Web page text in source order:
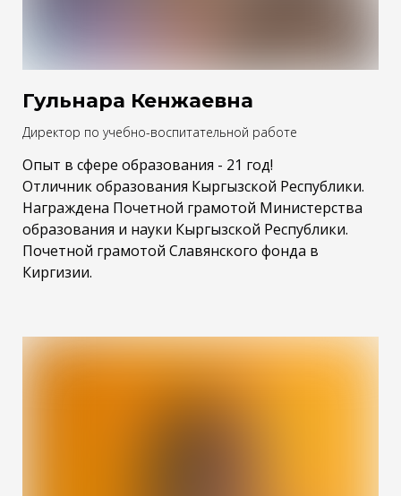
Гульнара Кенжаевна
Директор по учебно-воспитательной работе
Опыт в сфере образования - 21 год!
Отличник образования Кыргызской Республики.
Награждена Почетной грамотой Министерства
образования и науки Кыргызской Республики.
Почетной грамотой Славянского фонда в
Киргизии.